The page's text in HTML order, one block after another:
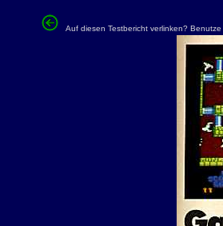
Auf diesen Testbericht verlinken? Benutze